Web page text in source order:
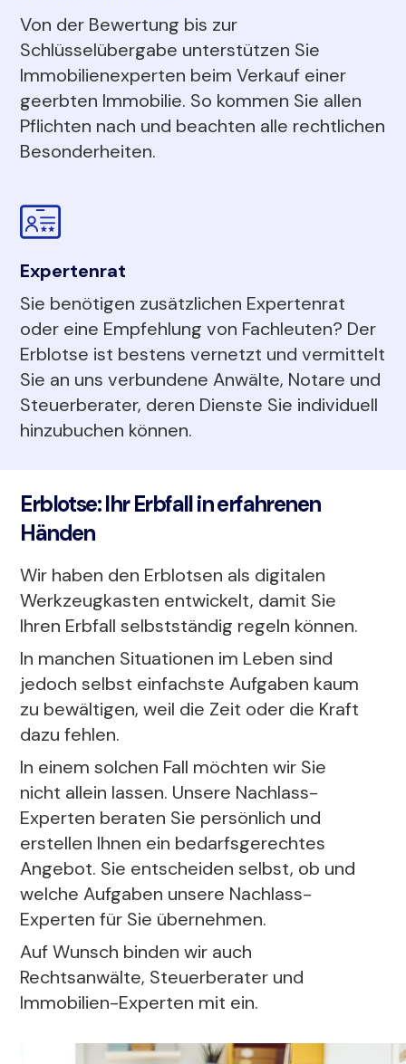
Von der Bewertung bis zur
Schlüsselübergabe unterstützen Sie
Immobilienexperten beim Verkauf einer
geerbten Immobilie. So kommen Sie allen
Pflichten nach und beachten alle rechtlichen
Besonderheiten.
Expertenrat
Sie benötigen zusätzlichen Expertenrat
oder eine Empfehlung von Fachleuten? Der
Erblotse ist bestens vernetzt und vermittelt
Sie an uns verbundene Anwälte, Notare und
Steuerberater, deren Dienste Sie individuell
hinzubuchen können.
Erblotse: Ihr Erbfall in erfahrenen
Händen
Wir haben den Erblotsen als digitalen
Werkzeugkasten entwickelt, damit Sie
Ihren Erbfall selbstständig regeln können.
In manchen Situationen im Leben sind
jedoch selbst einfachste Aufgaben kaum
zu bewältigen, weil die Zeit oder die Kraft
dazu fehlen.
In einem solchen Fall möchten wir Sie
nicht allein lassen. Unsere Nachlass-
Experten beraten Sie persönlich und
erstellen Ihnen ein bedarfsgerechtes
Angebot. Sie entscheiden selbst, ob und
welche Aufgaben unsere Nachlass-
Experten für Sie übernehmen.
Auf Wunsch binden wir auch
Rechtsanwälte, Steuerberater und
Immobilien-Experten mit ein.